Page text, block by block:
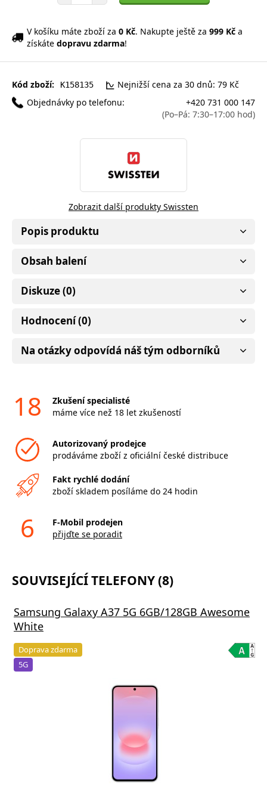
V košíku máte zboží za 0 Kč. Nakupte ještě za 999 Kč a
získáte dopravu zdarma!
Kód zboží: K158135
Nejnižší cena za 30 dnů: 79 Kč
Objednávky po telefonu:
+420 731 000 147
(Po–Pá: 7:30–17:00 hod)
Zobrazit další produkty Swissten
Popis produktu
Obsah balení
Diskuze (0)
Hodnocení (0)
Na otázky odpovídá náš tým odborníků
18
Zkušení specialisté
máme více než 18 let zkušeností
Autorizovaný prodejce
prodáváme zboží z oficiální české distribuce
Fakt rychlé dodání
zboží skladem posíláme do 24 hodin
6
F-Mobil prodejen
přijďte se poradit
SOUVISEJÍCÍ TELEFONY (8)
Samsung Galaxy A37 5G 6GB/128GB Awesome
White
Doprava zdarma
5G